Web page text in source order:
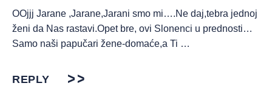
OOjjj Jarane ,Jarane,Jarani smo mi….Ne daj,tebra jednoj
ženi da Nas rastavi.Opet bre, ovi Slonenci u prednosti…
Samo naši papučari žene-domaće,a Ti …
REPLY